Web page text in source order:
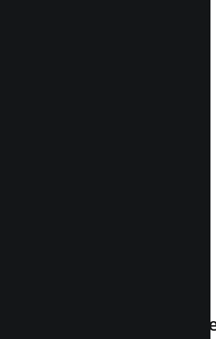
auf Facebook / so